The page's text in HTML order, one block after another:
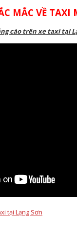
MẮC VỀ TAXI
cáo trên xe taxi tại
tại Lạng Sơn